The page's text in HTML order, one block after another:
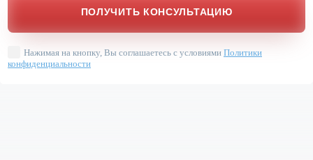
Нажимая на кнопку, Вы соглашаетесь с условиями Политики
конфиденциальности